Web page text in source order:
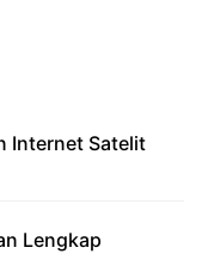
Internet Satelit
Lengkap